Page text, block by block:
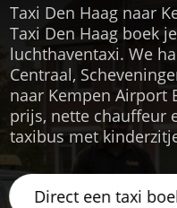
Taxi Den Haag naar
Taxi Den Haag boek
luchthaventaxi. We
Centraal,
naar Kempen Airport
prijs, nette chauffeur
taxibus met
Direct een taxi